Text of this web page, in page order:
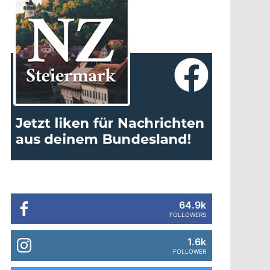
64.9k
FOLLOWERS
1.6k
FOLLOWER